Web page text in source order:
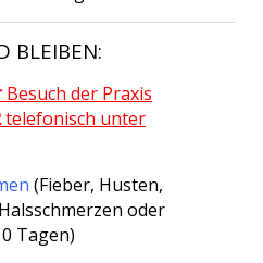
BLEIBEN:
Besuch der Praxis
telefonisch unter
(Fieber, Husten,
oder
Tagen)